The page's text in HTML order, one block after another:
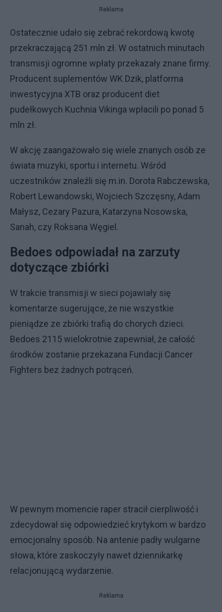
Reklama
Ostatecznie udało się zebrać rekordową kwotę
przekraczającą 251 mln zł. W ostatnich minutach
transmisji ogromne wpłaty przekazały znane firmy.
Producent suplementów WK Dzik, platforma
inwestycyjna XTB oraz producent diet
pudełkowych Kuchnia Vikinga wpłacili po ponad 5
mln zł.
W akcję zaangażowało się wiele znanych osób ze
świata muzyki, sportu i internetu. Wśród
uczestników znaleźli się m.in. Dorota Rabczewska,
Robert Lewandowski, Wojciech Szczęsny, Adam
Małysz, Cezary Pazura, Katarzyna Nosowska,
Sanah, czy Roksana Węgiel.
Bedoes odpowiadał na zarzuty
dotyczące zbiórki
W trakcie transmisji w sieci pojawiały się
komentarze sugerujące, że nie wszystkie
pieniądze ze zbiórki trafią do chorych dzieci.
Bedoes 2115 wielokrotnie zapewniał, że całość
środków zostanie przekazana Fundacji Cancer
Fighters bez żadnych potrąceń.
W pewnym momencie raper stracił cierpliwość i
zdecydował się odpowiedzieć krytykom w bardzo
emocjonalny sposób. Na antenie padły wulgarne
słowa, które zaskoczyły nawet dziennikarkę
relacjonującą wydarzenie.
Reklama